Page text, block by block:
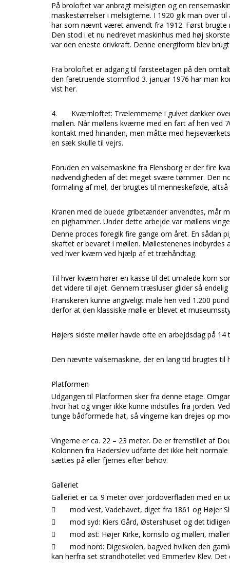
På broloftet var anbragt melsigten og en
maskestørrelser i melsigterne. I 1920 gik man over
har som nævnt været anvendt fra 1912. Først brugte
Den stod i et nu nedrevet maskinhus med høj
var den eneste drivkraft. Denne energiform blev
Fra broloftet er adgang til førsteetagen på den
den faretruende stormflod 3. januar 1976 har man
vist her.
4. Kværnloftet: Trælemmerne i gulvet dækker
møllen. Når møllens kværne med en fart af hen ved
kontakt med hinanden, men måtte med
en sæk skulle til vejrs.
Foruden en valsemaskine fra Flensborger der fire
nødvendigheden af det meget svære tømmer. Den
formaling af mel, der brugtes til menneskeføde,
Kranen med de buede gribetænder anvendtes, mår
en pighammer. Under dette arbejde var møllens
Denne proces foregik fire gange om året. En sådan
skaftet er bevaret i møllen. Møllestenenes
ved hver kværn ved hjælp af et træhåndtag.
Til hver kværn hører en kasse til det umalede korn
det videre til øjet. Gennem træsluser glider så
Franskeren kunne angiveligt male hen ved 1.200
derfor at den klassiske mølle er blevet et
Højers sidste møller havde ofte en arbejdsdag på
Den nævnte valsemaskine, der en lang tid brugtes til
Platformen
Udgangen til Platformen sker fra denne etage.
hvorhat og vingerikke kunne indstilles fra jorden.
tunge bådformede hat, så vingerne kan drejes op
Vingerne er ca. 22 – 23 meter. De er fremstillet af
Kolonnen fra Haderslev udførte det ikke helt
sættes på eller fjernes efter behov.
Galleriet
Galleriet er ca. 9 meter over jordoverfladen med en

mod vest, Vadehavet, diget fra 1861 og Højer

mod syd: Kiers Gård, Østershuset og det

mod øst: Højer Kirke, kornsilo og mølleri,

mod nord: Digeskolen, bagved hvilken den
kan herfra set strandhotellet ved Emmerlev Klev.